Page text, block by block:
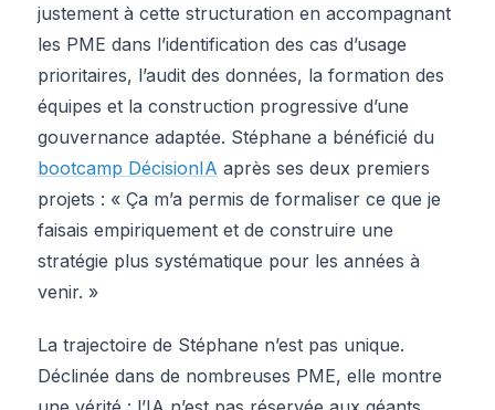
justement à cette structuration en accompagnant
les PME dans l’identification des cas d’usage
prioritaires, l’audit des données, la formation des
équipes et la construction progressive d’une
gouvernance adaptée. Stéphane a bénéficié du
bootcamp DécisionIA après ses deux premiers
projets : « Ça m’a permis de formaliser ce que je
faisais empiriquement et de construire une
stratégie plus systématique pour les années à
venir. »
La trajectoire de Stéphane n’est pas unique.
Déclinée dans de nombreuses PME, elle montre